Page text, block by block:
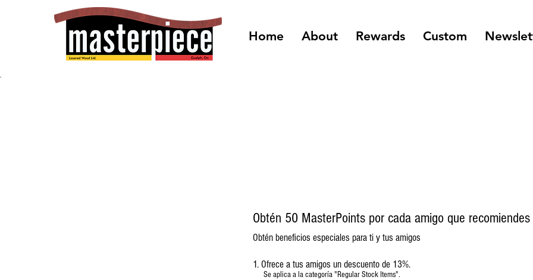
Home About Rewards Custom
Obtén 50 MasterPoints por cada amigo que recomiendes
Obtén beneficios especiales para ti y tus amigos
Ofrece a tus amigos un descuento de 13%.
Se aplica a la categoría "Regular Stock Items".